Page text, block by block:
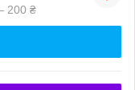
200 ₴